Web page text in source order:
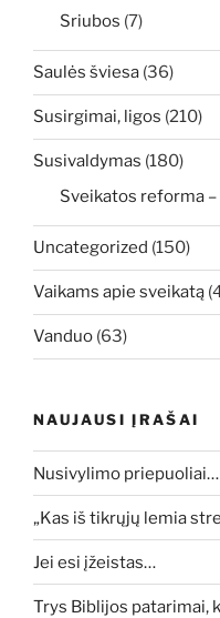
Sriubos (7)
Saulės šviesa (36)
Susirgimai, ligos (210)
Susivaldymas (180)
Sveikatos reforma –
Uncategorized (150)
Vaikams apie sveikatą
Vanduo (63)
NAUJAUSI ĮRAŠAI
Nusivylimo priepuoliai…
„Kas iš tikrųjų lemia
Jei esi įžeistas…
Trys Biblijos patarimai,